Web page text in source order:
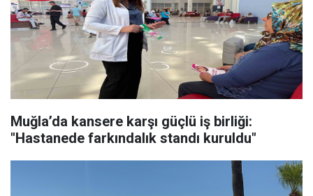
Muğla’da kansere karşı güçlü iş birliği:
"Hastanede farkındalık standı kuruldu"